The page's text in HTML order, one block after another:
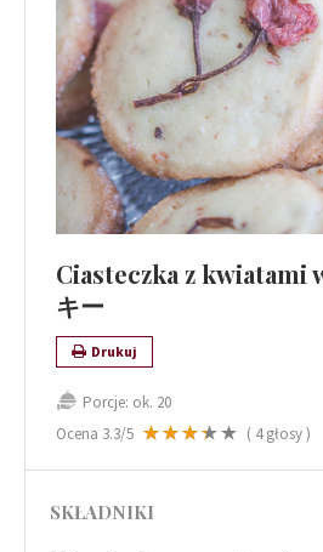
Ciasteczka z kwiatami
キー
Drukuj
Porcje: ok. 20
Ocena 3.3/5 ( 4głosy )
SKŁADNIKI